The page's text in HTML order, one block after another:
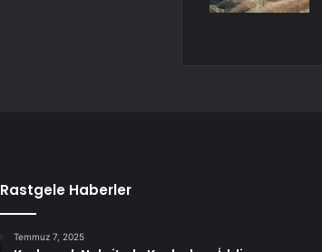
Rastgele Haberler
Temmuz 7, 2025